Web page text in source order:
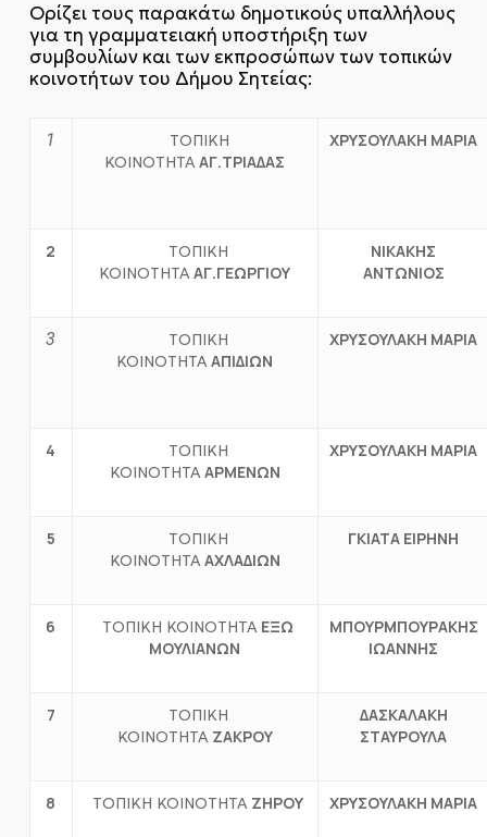
Ορίζει τους παρακάτω δημοτικούς υπαλλήλους
για τη γραμματειακή υποστήριξη των
συμβουλίων και των εκπροσώπων των τοπικών
κοινοτήτων του Δήμου Σητείας:
1
ΤΟΠΙΚΗ
ΚΟΙΝΟΤΗΤΑ ΑΓ.ΤΡΙΑΔΑΣ
ΧΡΥΣΟΥΛΑΚΗ ΜΑΡΙΑ
2
ΤΟΠΙΚΗ
ΚΟΙΝΟΤΗΤΑ ΑΓ.ΓΕΩΡΓΙΟΥ
ΝΙΚΑΚΗΣ
ΑΝΤΩΝΙΟΣ
3
ΤΟΠΙΚΗ
ΚΟΙΝΟΤΗΤΑ ΑΠΙΔΙΩΝ
ΧΡΥΣΟΥΛΑΚΗ ΜΑΡΙΑ
4
ΤΟΠΙΚΗ
ΚΟΙΝΟΤΗΤΑ ΑΡΜΕΝΩΝ
ΧΡΥΣΟΥΛΑΚΗ ΜΑΡΙΑ
5
ΤΟΠΙΚΗ
ΚΟΙΝΟΤΗΤΑ ΑΧΛΑΔΙΩΝ
ΓKΙΑΤΑ ΕΙΡΗΝΗ
6 ΤΟΠΙΚΗ ΚΟΙΝΟΤΗΤΑ ΕΞΩ
ΜΟΥΛΙΑΝΩΝ
ΜΠΟΥΡΜΠΟΥΡΑΚΗΣ
ΙΩΑΝΝΗΣ
7
ΤΟΠΙΚΗ
ΚΟΙΝΟΤΗΤΑ ΖΑΚΡΟΥ
ΔΑΣΚΑΛΑΚΗ
ΣΤΑΥΡΟΥΛΑ
8 ΤΟΠΙΚΗ ΚΟΙΝΟΤΗΤΑ ΖΗΡΟΥ ΧΡΥΣΟΥΛΑΚΗ ΜΑΡΙΑ